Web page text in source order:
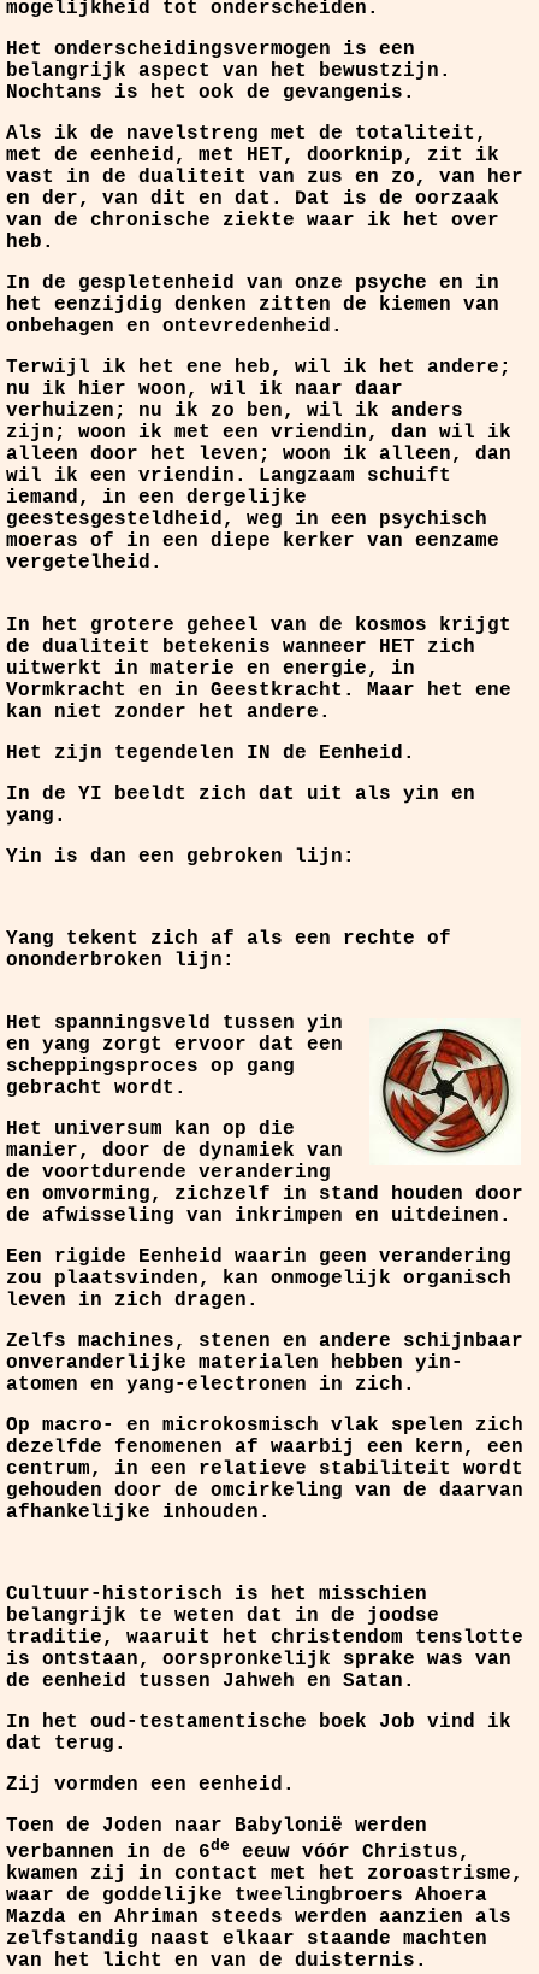
mogelijkheid tot onderscheiden.
Het onderscheidingsvermogen is een
belangrijk aspect van het bewustzijn.
Nochtans is het ook de gevangenis.
Als ik de navelstreng met de totaliteit,
met de eenheid, met HET, doorknip, zit ik
vast in de dualiteit van zus en zo, van her
en der, van dit en dat. Dat is de oorzaak
van de chronische ziekte waar ik het over
heb.
In de gespletenheid van onze psyche en in
het eenzijdig denken zitten de kiemen van
onbehagen en ontevredenheid.
Terwijl ik het ene heb, wil ik het andere;
nu ik hier woon, wil ik naar daar
verhuizen; nu ik zo ben, wil ik anders
zijn; woon ik met een vriendin, dan wil ik
alleen door het leven; woon ik alleen, dan
wil ik een vriendin. Langzaam schuift
iemand, in een dergelijke
geestesgesteldheid, weg in een psychisch
moeras of in een diepe kerker van eenzame
vergetelheid.
In het grotere geheel van de kosmos krijgt
de dualiteit betekenis wanneer HET zich
uitwerkt in materie en energie, in
Vormkracht en in Geestkracht. Maar het ene
kan niet zonder het andere.
Het zijn tegendelen IN de Eenheid.
In de YI beeldt zich dat uit als yin en
yang.
Yin is dan een gebroken lijn:
Yang tekent zich af als een rechte of
ononderbroken lijn:
Het spanningsveld tussen yin
en yang zorgt ervoor dat een
scheppingsproces op gang
gebracht wordt.
Het universum kan op die
manier, door de dynamiek van
de voortdurende verandering
en omvorming, zichzelf in stand houden door
de afwisseling van inkrimpen en uitdeinen.
Een rigide Eenheid waarin geen verandering
zou plaatsvinden, kan onmogelijk organisch
leven in zich dragen.
Zelfs machines, stenen en andere schijnbaar
onveranderlijke materialen hebben yin-
atomen en yang-electronen in zich.
Op macro- en microkosmisch vlak spelen zich
dezelfde fenomenen af waarbij een kern, een
centrum, in een relatieve stabiliteit wordt
gehouden door de omcirkeling van de daarvan
afhankelijke inhouden.
Cultuur-historisch is het misschien
belangrijk te weten dat in de joodse
traditie, waaruit het christendom tenslotte
is ontstaan, oorspronkelijk sprake was van
de eenheid tussen Jahweh en Satan.
In het oud-testamentische boek Job vind ik
dat terug.
Zij vormden een eenheid.
Toen de Joden naar Babylonië werden
verbannen in de 6de eeuw vóór Christus,
kwamen zij in contact met het zoroastrisme,
waar de goddelijke tweelingbroers Ahoera
Mazda en Ahriman steeds werden aanzien als
zelfstandig naast elkaar staande machten
van het licht en van de duisternis.